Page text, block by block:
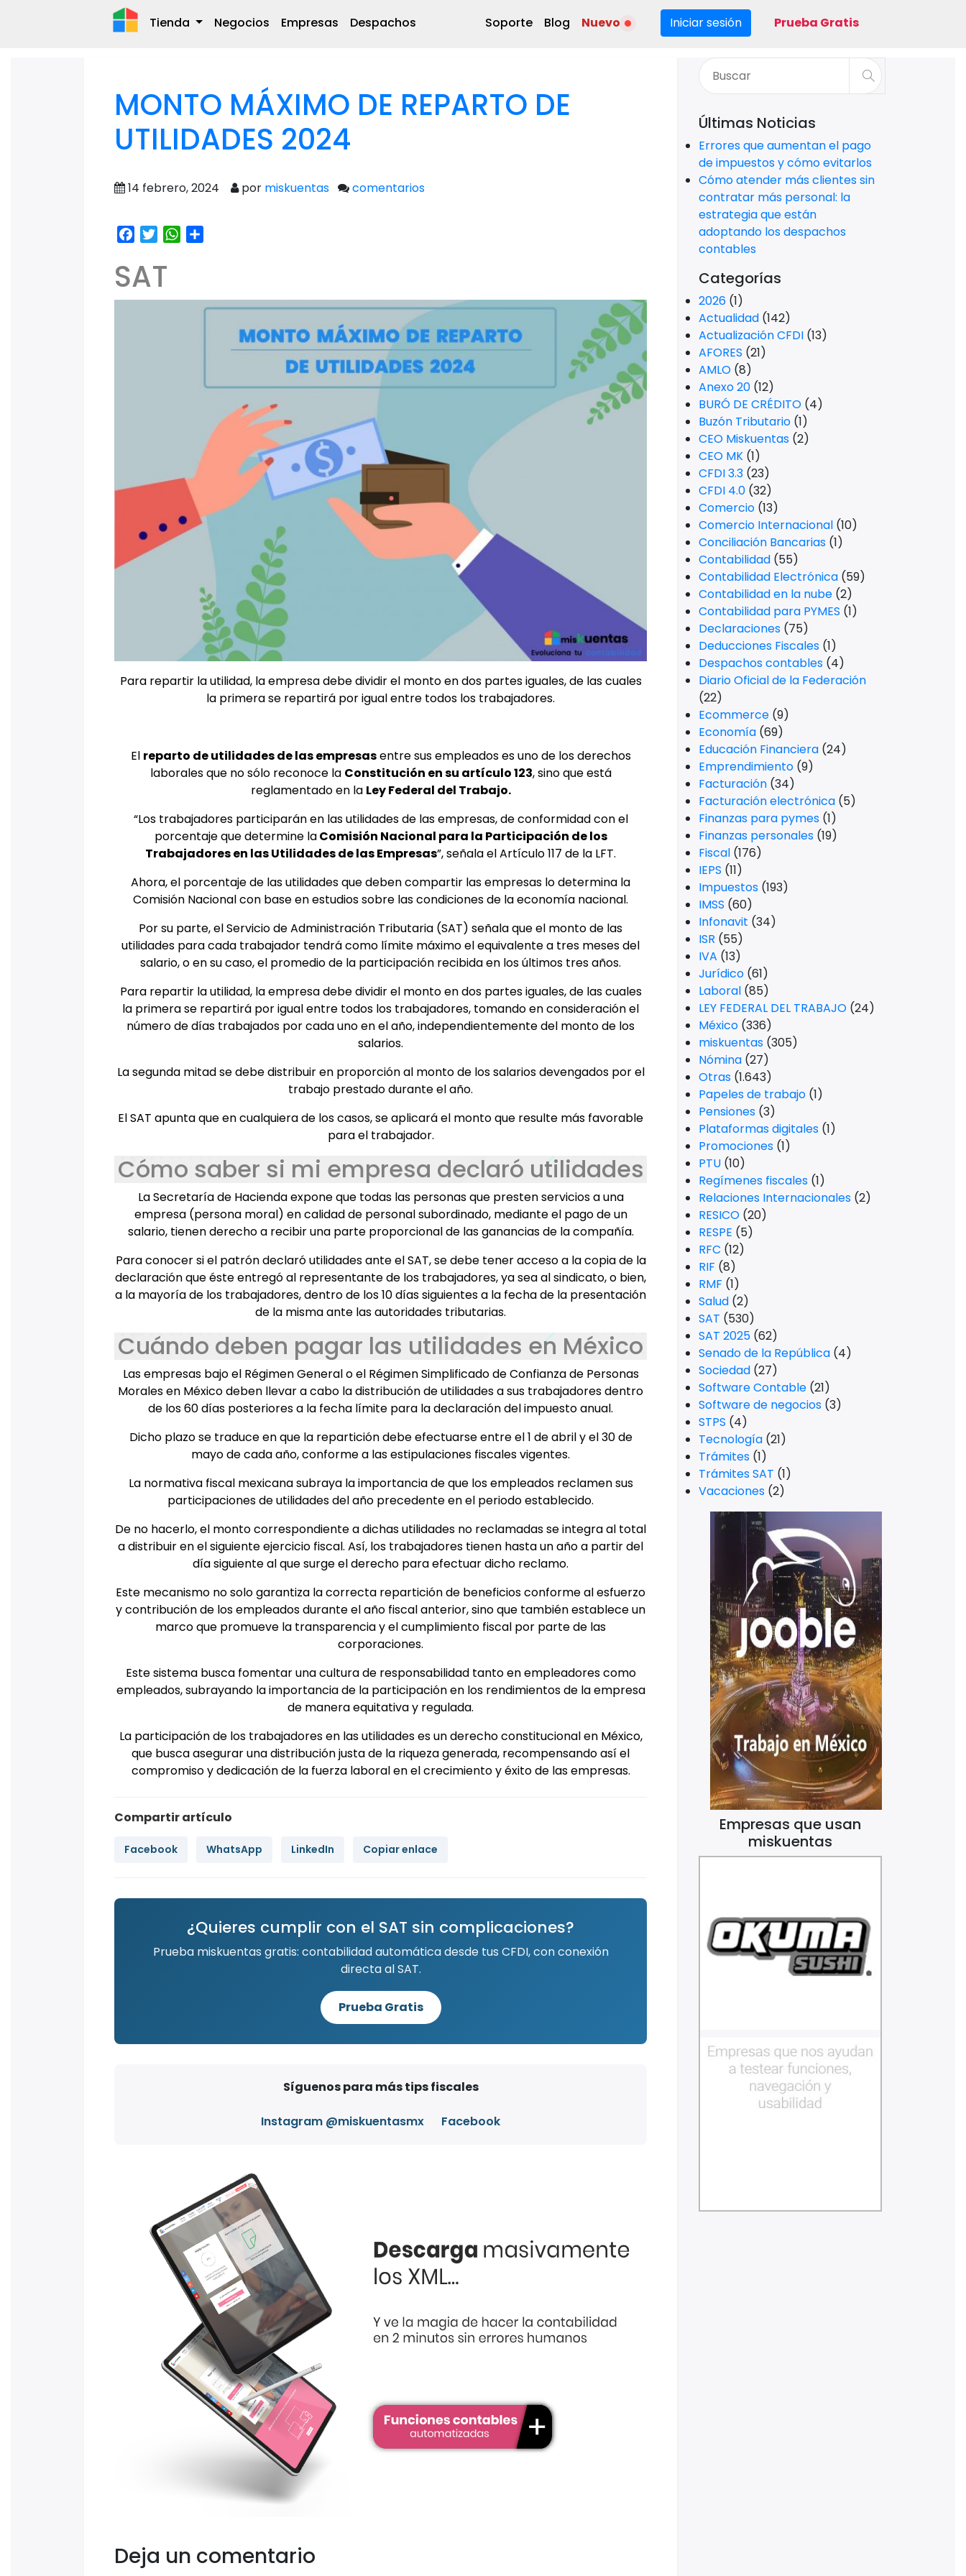
Tienda Negocios Empresas Despachos Soporte Blog Nuevo Iniciar sesión Prueba Gratis
MONTO MÁXIMO DE REPARTO DE
UTILIDADES 2024
14 febrero, 2024 por miskuentas comentarios
Facebook
TwitterWhatsApp
SAT
Para repartir la utilidad, la empresa debe dividir el monto en dos partes iguales, de las cuales
la primera se repartirá por igual entre todos los trabajadores.
El reparto de utilidades de las empresasentre sus empleados es uno de los derechos
laborales que no sólo reconoce la Constitución en su artículo 123, sino que está
reglamentado en la Ley Federal del Trabajo.
“Los trabajadores participarán en las utilidades de las empresas, de conformidad con el
porcentaje que determine laComisión Nacional para la Participación de los
Trabajadores en las Utilidades de las Empresas”, señala el Artículo 117 de la LFT.
Ahora, el porcentaje de las utilidades que deben compartir las empresas lo determina la
Comisión Nacional con base en estudios sobre las condiciones de la economía nacional.
Por su parte, el Servicio de Administración Tributaria (SAT) señala que el monto de las
utilidades para cada trabajador tendrá como límite máximo el equivalente a tres meses del
salario, o en su caso, el promedio de la participación recibida en los últimos tres años.
Para repartir la utilidad, la empresa debe dividir el monto en dos partes iguales, de las cuales
la primera se repartirá por igual entre todos los trabajadores, tomando en consideración el
número de días trabajados por cada uno en el año, independientemente del monto de los
salarios.
La segunda mitad se debe distribuir en proporción al monto de los salarios devengados por el
trabajo prestado durante el año.
El SAT apunta que en cualquiera de los casos, se aplicará el monto que resulte más favorable
para el trabajador.
Cómo saber si mi empresa declaró utilidades
La Secretaría de Hacienda expone que todas las personas que presten servicios a una
empresa (persona moral) en calidad de personal subordinado, mediante el pago de un
salario, tienen derecho a recibir una parte proporcional de las ganancias de la compañía.
Para conocer si el patrón declaró utilidades ante el SAT, se debe tener acceso a la copia de la
declaración que éste entregó al representante de los trabajadores, ya sea al sindicato, o bien,
a la mayoría de los trabajadores, dentro de los 10 días siguientes a la fecha de la presentación
de la misma ante las autoridades tributarias.
Cuándo deben pagar las utilidades en México
Las empresas bajo el Régimen General o el Régimen Simplificado de Confianza de Personas
Morales en México deben llevar a cabo la distribución de utilidades a sus trabajadores dentro
de los 60 días posteriores a la fecha límite para la declaración del impuesto anual.
Dicho plazo se traduce en que la repartición debe efectuarse entre el 1 de abril y el 30 de
mayo de cada año, conforme a las estipulaciones fiscales vigentes.
La normativa fiscal mexicana subraya la importancia de que los empleados reclamen sus
participaciones de utilidades del año precedente en el periodo establecido.
De no hacerlo, el monto correspondiente a dichas utilidades no reclamadas se integra al total
a distribuir en el siguiente ejercicio fiscal. Así, los trabajadores tienen hasta un año a partir del
día siguiente al que surge el derecho para efectuar dicho reclamo.
Este mecanismo no solo garantiza la correcta repartición de beneficios conforme al esfuerzo
y contribución de los empleados durante el año fiscal anterior, sino que también establece un
marco que promueve la transparencia y el cumplimiento fiscal por parte de las
corporaciones.
Este sistema busca fomentar una cultura de responsabilidad tanto en empleadores como
empleados, subrayando la importancia de la participación en los rendimientos de la empresa
de manera equitativa y regulada.
La participación de los trabajadores en las utilidades es un derecho constitucional en México,
que busca asegurar una distribución justa de la riqueza generada, recompensando así el
compromiso y dedicación de la fuerza laboral en el crecimiento y éxito de las empresas.
Compartir artículo
Facebook WhatsApp LinkedIn Copiar enlace
¿Quieres cumplir con el SAT sin complicaciones?
Prueba miskuentas gratis: contabilidad automática desde tus CFDI, con conexión
directa al SAT.
Prueba Gratis
Síguenos para más tips fiscales
Instagram @miskuentasmx Facebook
Deja un comentario
Últimas Noticias
Errores que aumentan el pago
de impuestos y cómo evitarlos
Cómo atender más clientes sin
contratar más personal: la
estrategia que están
adoptando los despachos
contables
Categorías
2026 (1)
Actualidad (142)
Actualización CFDI (13)
AFORES (21)
AMLO (8)
Anexo 20 (12)
BURÓ DE CRÉDITO (4)
Buzón Tributario (1)
CEO Miskuentas (2)
CEO MK (1)
CFDI 3.3 (23)
CFDI 4.0 (32)
Comercio (13)
Comercio Internacional (10)
Conciliación Bancarias (1)
Contabilidad (55)
Contabilidad Electrónica (59)
Contabilidad en la nube (2)
Contabilidad para PYMES (1)
Declaraciones (75)
Deducciones Fiscales (1)
Despachos contables (4)
Diario Oficial de la Federación
(22)
Ecommerce (9)
Economía (69)
Educación Financiera (24)
Emprendimiento (9)
Facturación (34)
Facturación electrónica (5)
Finanzas para pymes (1)
Finanzas personales (19)
Fiscal (176)
IEPS (11)
Impuestos (193)
IMSS (60)
Infonavit (34)
ISR (55)
IVA (13)
Jurídico (61)
Laboral (85)
LEY FEDERAL DEL TRABAJO (24)
México (336)
miskuentas (305)
Nómina (27)
Otras (1.643)
Papeles de trabajo (1)
Pensiones (3)
Plataformas digitales (1)
Promociones (1)
PTU (10)
Regímenes fiscales (1)
Relaciones Internacionales (2)
RESICO (20)
RESPE (5)
RFC (12)
RIF (8)
RMF (1)
Salud (2)
SAT (530)
SAT 2025 (62)
Senado de la República (4)
Sociedad (27)
Software Contable (21)
Software de negocios (3)
STPS (4)
Tecnología (21)
Trámites (1)
Trámites SAT (1)
Vacaciones (2)
Empresas que usan
miskuentas